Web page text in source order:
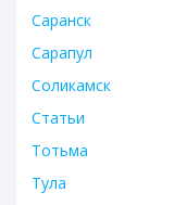
Саранск
Сарапул
Соликамск
Статьи
Тотьма
Тула